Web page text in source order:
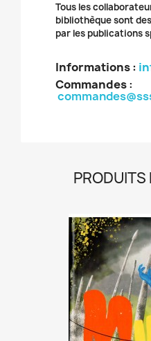
Tous les
bibliothèque sont
par les publications
Informations :
Commandes:
PRODUITS